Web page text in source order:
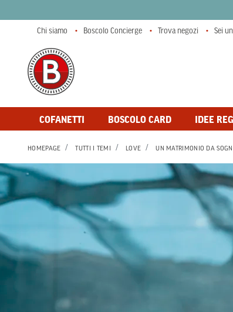
COFANETTI BOSCOLO CARD IDEE
Chi siamo Boscolo Concierge Trova negozi Sei
HOMEPAGE TUTTI I TEMI LOVE UN MATRIMONIO DA